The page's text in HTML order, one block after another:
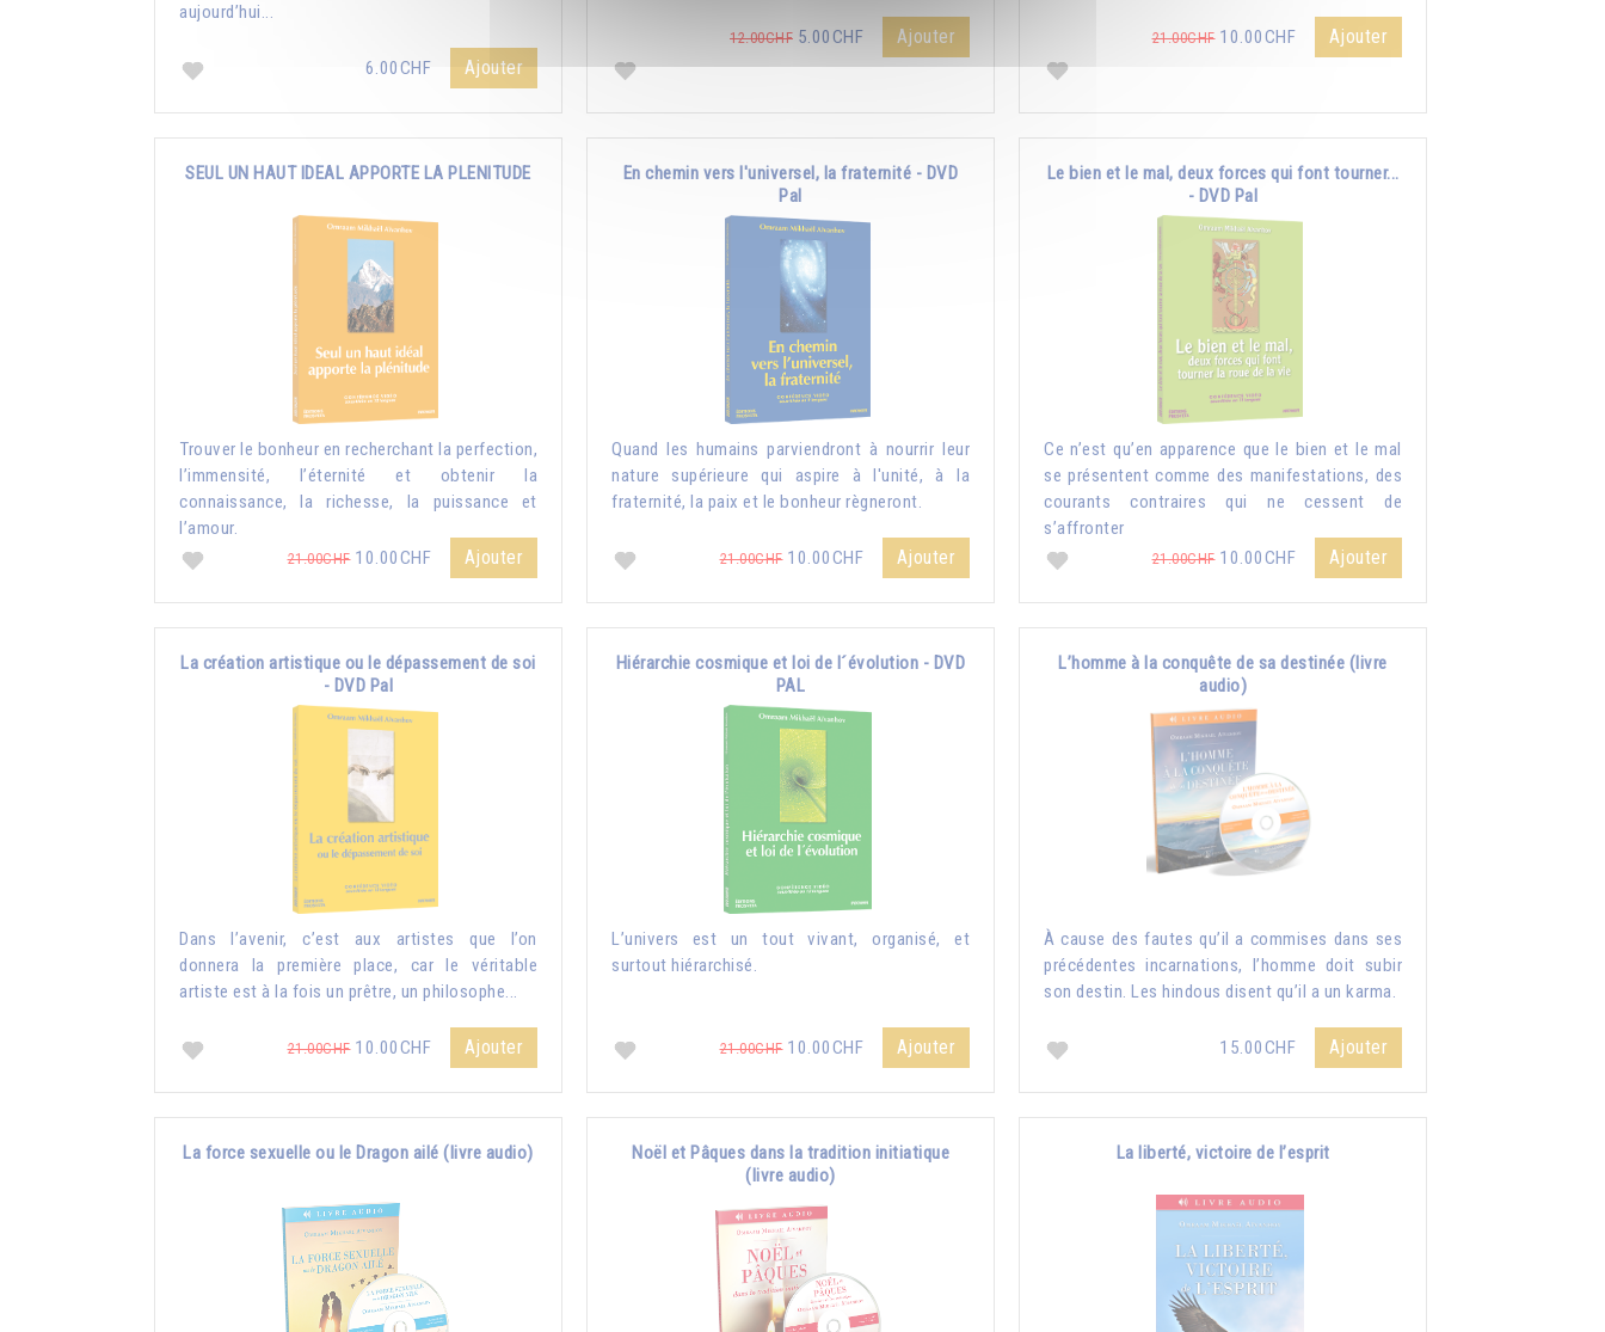
aujourd’hui...
6.00CHF Ajouter
12.00CHF 5.00CHF Ajouter 21.00CHF10.00CHF Ajouter
SEUL UN HAUT IDEAL APPORTE LA PLENITUDE
Trouver le bonheur en recherchant la perfection,
l’immensité, l’éternité et obtenir la
connaissance, la richesse, la puissance et
l’amour.
21.00CHF10.00CHF Ajouter
En chemin vers l'universel, la fraternité - DVD
Pal
Quand les humains parviendront à nourrir leur
nature supérieure qui aspire à l'unité, à la
fraternité, la paix et le bonheur règneront.
21.00CHF10.00CHF Ajouter
Le bien et le mal, deux forces qui font tourner...
- DVD Pal
Ce n’est qu’en apparence que le bien et le mal
se présentent comme des manifestations, des
courants contraires qui ne cessent de
s’affronter
21.00CHF10.00CHF Ajouter
La création artistique ou le dépassement de soi
- DVD Pal
Dans l’avenir, c’est aux artistes que l’on
donnera la première place, car le véritable
artiste est à la fois un prêtre, un philosophe...
21.00CHF10.00CHF Ajouter
Hiérarchie cosmique et loi de l´évolution - DVD
PAL
L’univers est un tout vivant, organisé, et
surtout hiérarchisé.
21.00CHF10.00CHF Ajouter
L’homme à la conquête de sa destinée (livre
audio)
À cause des fautes qu’il a commises dans ses
précédentes incarnations, l’homme doit subir
son destin. Les hindous disent qu’il a un karma.
15.00CHF Ajouter
La force sexuelle ou le Dragon ailé (livre audio)
Noël et Pâques dans la tradition initiatique
(livre audio)
La liberté, victoire de l’esprit